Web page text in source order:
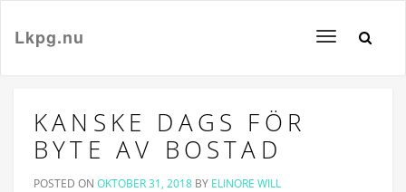
Toggle
Lkpg.nu
KANSKE DAGS FÖR
BYTE AV BOSTAD
POSTED ON OKTOBER 31, 2018 BY ELINORE WILL